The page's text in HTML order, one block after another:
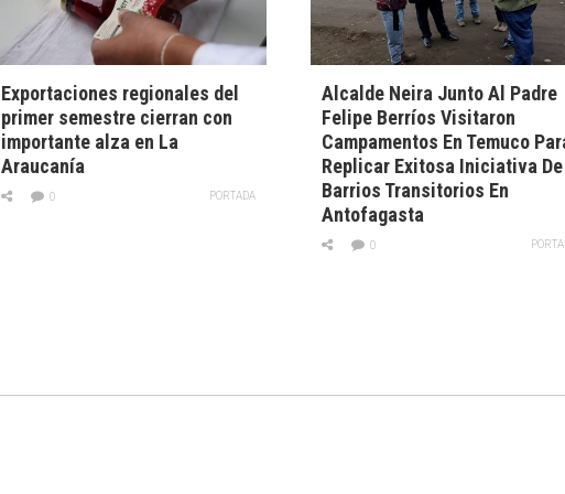
Exportaciones regionales del
primer semestre cierran con
importante alza en La
Araucanía
PORTADA
0
Alcalde Neira Junto Al Padre
Felipe Berríos Visitaron
Campamentos En Temuco
Replicar Exitosa Iniciativa De
Barrios Transitorios En
Antofagasta
0